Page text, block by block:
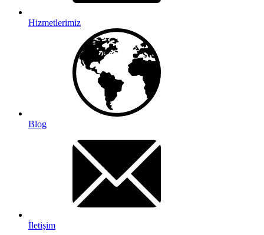
Hizmetlerimiz
Blog
İletişim